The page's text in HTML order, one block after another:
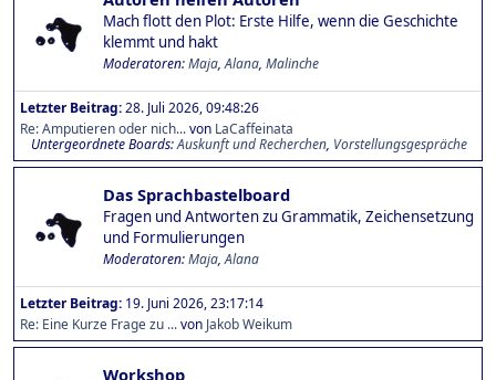
Mach flott den Plot: Erste Hilfe, wenn die Geschichte
klemmt und hakt
Moderatoren:Maja,Alana, Malinche
Letzter Beitrag:28. Juli 2026, 09:48:26
Re: Amputieren oder nich...von LaCaffeinata
Untergeordnete Boards Auskunft und Recherchen Vorstellungsgespräche
Das Sprachbastelboard
Fragen und Antworten zu Grammatik, Zeichensetzung
und Formulierungen
Moderatoren:Maja,Alana
Letzter Beitrag: 19. Juni 2026, 23:17:14
Re: Eine Kurze Frage zu ...von Jakob Weikum
Workshop